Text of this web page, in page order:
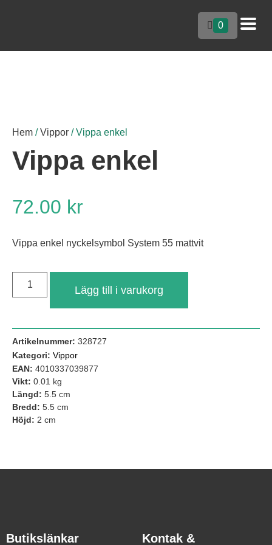
0
Hem /Vippor / Vippa enkel
Vippa enkel
72.00 kr
Vippa enkel nyckelsymbol System 55 mattvit
Lägg till i varukorg
Artikelnummer: 328727
Kategori: Vippor
EAN: 4010337039877
Vikt: 0.01 kg
Längd: 5.5 cm
Bredd: 5.5 cm
Höjd: 2 cm
Butikslänkar
Kontak &
Nödvändiga
behövs för att